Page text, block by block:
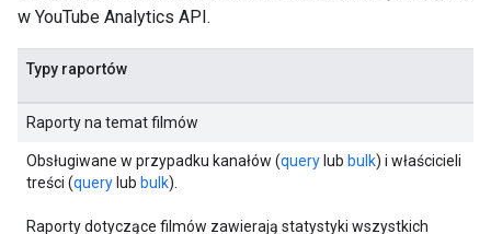
w YouTube Analytics API.
Typy raportów
Raporty na temat filmów
Obsługiwane w przypadku kanałów (query lub bulk) i właścicieli
treści (query lub bulk).
Raporty dotyczące filmów zawierają statystyki wszystkich